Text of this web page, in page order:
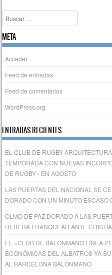
Buscar
META
Acceder
Feed de entradas
Feed de comentarios
WordPress.org
ENTRADAS RECIENTES
EL CLUB DE RUGBY
TEMPORADA CON NUEVAS
DE RUGBY» EN AGOSTO
LAS PUERTAS DEL NACIONAL SE
DORADO CON UN MINUTO ESCASO
OLMO DE PAZ DORADO A LAS
DEBERÁ FRANQUEAR ANTE
EL «CLUB DE BALONMANO LÍNEA
ECONÓMICAS DEL ALBATROS YA
AL BARCELONA BALONMANO